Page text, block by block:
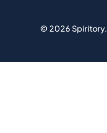
© 2026 Spiritory.